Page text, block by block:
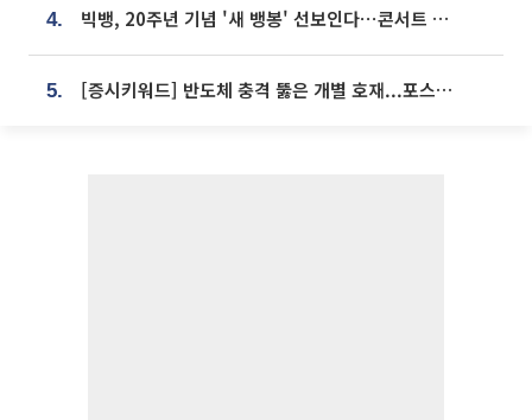
4. 빅뱅, 20주년 기념 '새 뱅봉' 선보인다⋯콘서트 앞두고 팝업 개최
5. [증시키워드] 반도체 충격 뚫은 개별 호재...포스코퓨처엠·에코프로·한화솔루션 '눈길'